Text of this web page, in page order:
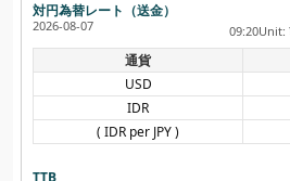
対円為替レート（送金）
2026-08-07 09:20Unit:
通貨
USD
IDR
( IDR per JPY )
TTB